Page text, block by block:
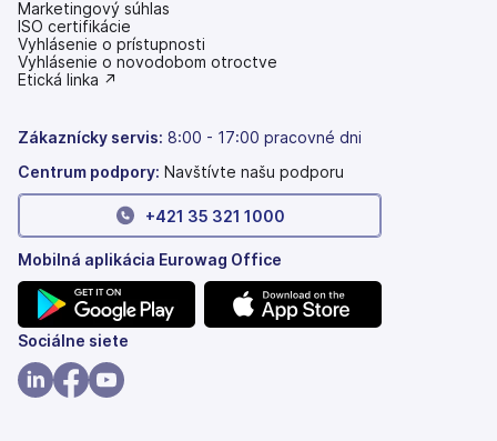
Marketingový súhlas
ISO certifikácie
Vyhlásenie o prístupnosti
(otvoriť
s
Vyhlásenie o novodobom otroctve
(otvoriť
kartou)
Etická linka ↗
Zákaznícky servis: 8:00 - 17:00 pracovné dni
Centrum podpory: Navštívte našu podporu
+421 35 321 1000
Mobilná aplikácia Eurowag Office
(otvoriť
s
novou
Sociálne siete